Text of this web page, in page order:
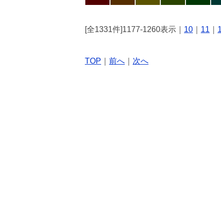
[全1331件]1177-1260表示｜ 10 11
TOP 前へ 次へ